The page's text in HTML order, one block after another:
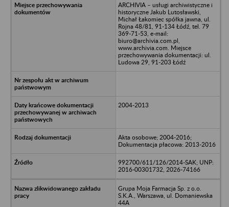
ARCHIVIA – usługi archiwistyczne i
historyczne Jakub Lutosławski,
Michał Łakomiec spółka jawna, ul.
Rojna 48/81, 91-134 Łódź, tel. 79
369-71-53, e-mail:
biuro@archivia.com.pl,
www.archivia.com. Miejsce
przechowywania dokumentacji: ul.
Ludowa 29, 91-203 Łódź
2004-2013
Akta osobowe; 2004-2016;
Dokumentacja płacowa: 2013-2016
992700/611/126/2014-SAK; UNP:
2016-00301732, 2026-74166
Grupa Moja Farmacja Sp. z o.o.
S.K.A., Warszawa, ul. Domaniewska
44A